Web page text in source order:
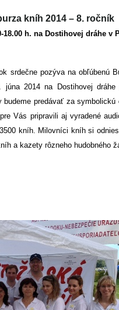
kníh 2014 – 8. ročník
18.00 h. na Dostihovej dráhe v
srdečne pozýva na obľúbenú
2014 na Dostihovej
predávať za
Vás pripravili aj vyradené
kníh. Milovníci kníh si
a kazety rôzneho hudobného